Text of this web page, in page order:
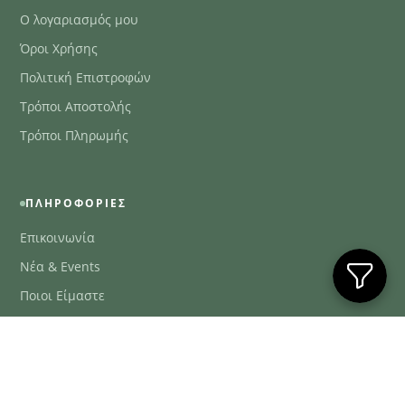
Ο λογαριασμός μου
Όροι Χρήσης
Πολιτική Επιστροφών
Τρόποι Αποστολής
Τρόποι Πληρωμής
ΠΛΗΡΟΦΟΡΊΕΣ
Επικοινωνία
Νέα & Events
Ποιοι Είμαστε